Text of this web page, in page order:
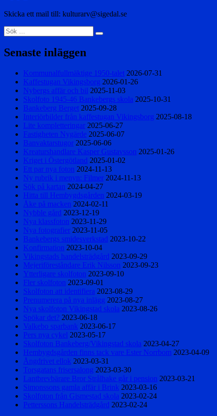
Skicka ett mail till: kulturarv@sigedal.se
Sök
efter:
Sök
Senaste inläggen
Kommunalfullmäktige 1950-talet 2026-07-31
Kaffestugan Vikingsborg 2026-01-26
Nybergs affär och bil 2025-11-03
Skolfoto 1945-46 Bankebergs skola 2025-10-31
Bankeberg Berget 2025-09-28
Interiörbilder från kaffestugan Vikingsborg 2025-08-18
Lite kompletteringar 2025-06-27
Fastigheten Nygärde 2025-06-07
Banvaktarstugor 2025-06-06
Kreaturshandlare Kasper Gustavsson 2025-01-26
Kriget i Östergötland 2025-01-02
Ett par nya foton 2024-11-13
Ny rubrik i menyn: Filmer 2024-11-13
Sök på kartan 2024-04-27
Hitta till Hembygdsgården 2024-03-19
Åke på macken 2024-02-11
Nybble gård 2023-12-19
Nya klassfoton 2023-11-29
Nya fotografier 2023-11-05
Bankebergs smidesverkstad 2023-10-22
Konfirmation 2023-10-04
Vikingstads handelsträdgård 2023-09-29
Mejeriföreståndare Erik Nilsson 2023-09-23
Ytterligare skolfoton 2023-09-10
Fler skolfoton 2023-09-01
Skolfoton att identifiera 2023-08-29
Prenumerera på nya inlägg 2023-08-27
Nya skolfoton Vikingstad skola 2023-08-26
Spökar det? 2023-06-18
Valkebo sparbank 2023-06-17
Pers nya cykel 2023-05-17
Skolfoton Bankeberg/Vikingstad skola 2023-04-27
Hembygdsgården finns tack vare Ester Norrbom 2023-04-09
Ångdrivet ellok 2023-03-31
Torsgatans frisersalong 2023-03-30
Lantbrevbärare Bror Strålhake går i pension 2023-03-21
Simonssons gamla affär i Brink 2023-03-16
Skolfoton från Gismestad skola 2023-02-24
Petterssons Handelsträdgård 2023-02-24